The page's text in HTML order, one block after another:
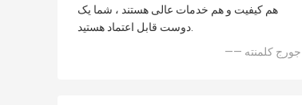
هم کیفیت و هم خدمات عالی هستند ، شما یک
دوست قابل اعتماد هستید.
—— جورج کلمنته